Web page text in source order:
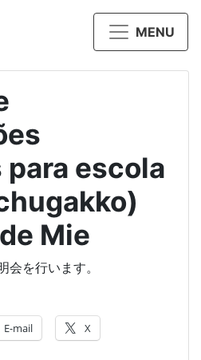
MENU
escola
Mie
会を行います。
E-mail X